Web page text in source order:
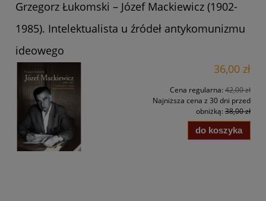
Grzegorz Łukomski – Józef Mackiewicz (1902-
1985). Intelektualista u źródeł antykomunizmu
ideowego
36,00 zł
Cena regularna: 42,00 zł
Najniższa cena z 30 dni przed
obniżką: 38,00 zł
do koszyka